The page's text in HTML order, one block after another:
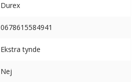
Durex
0678615584941
Ekstra tynde
Nej